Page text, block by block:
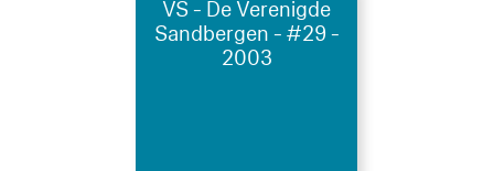
VS - De Verenigde
Sandbergen - #29 -
2003